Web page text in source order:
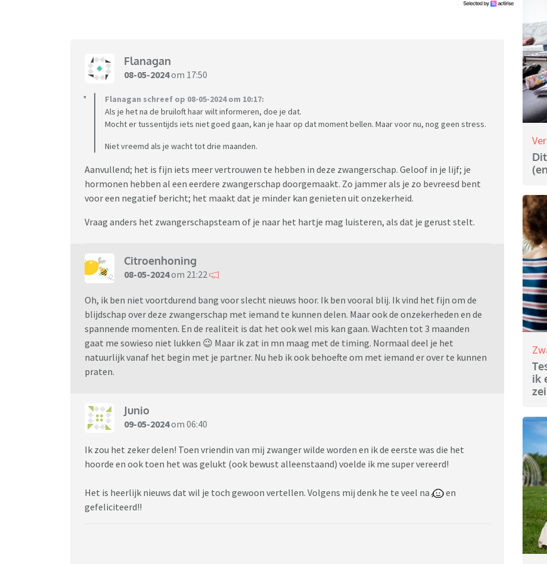
Flanagan
08-05-2024om 17:50
Flanagan schreef op 08-05-2024 om 10:17:
Als je het na de bruiloft haar wilt informeren, doe je dat.
Mocht er tussentijds iets niet goed gaan, kan je haar op dat moment bellen. Maar voor nu, nog geen stress.
Niet vreemd als je wacht tot drie maanden.
Aanvullend; het is fijn iets meer vertrouwen te hebben in deze zwangerschap. Geloof in je lijf; je
hormonen hebben al een eerdere zwangerschap doorgemaakt. Zo jammer als je zo bevreesd bent
voor een negatief bericht; het maakt dat je minder kan genieten uit onzekerheid.
Vraag anders het zwangerschapsteam of je naar het hartje mag luisteren, als dat je gerust stelt.
Citroenhoning
08-05-2024om 21:22
Oh, ik ben niet voortdurend bang voor slecht nieuws hoor. Ik ben vooral blij. Ik vind het fijn om de
blijdschap over deze zwangerschap met iemand te kunnen delen. Maar ook de onzekerheden en de
spannende momenten. En de realiteit is dat het ook wel mis kan gaan. Wachten tot 3 maanden
gaat me sowieso niet lukken 😉 Maar ik zat in mn maag met de timing. Normaal deel je het
natuurlijk vanaf het begin met je partner. Nu heb ik ook behoefte om met iemand er over te kunnen
praten.
Junio
09-05-2024om 06:40
Ik zou het zeker delen! Toen vriendin van mij zwanger wilde worden en ik de eerste was die het
hoorde en ook toen het was gelukt (ook bewust alleenstaand) voelde ik me super vereerd!
Het is heerlijk nieuws dat wil je toch gewoon vertellen. Volgens mij denk he te veel na
en
gefeliciteerd!!
ik